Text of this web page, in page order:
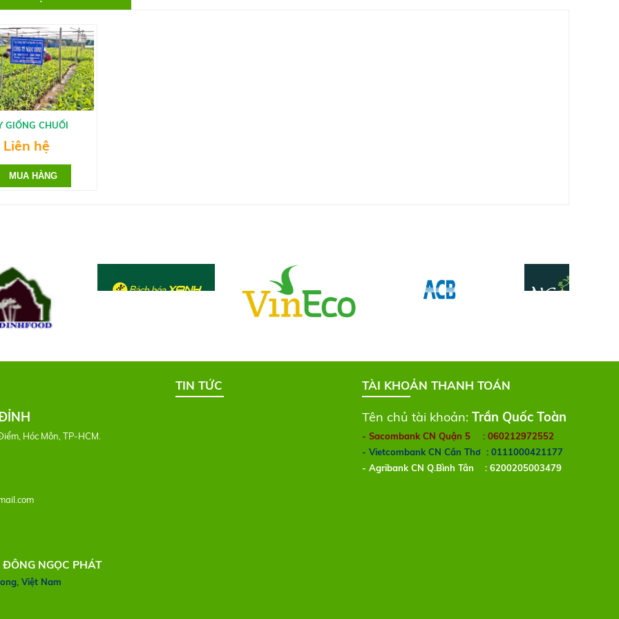
GIỐNG CHUỐI
Liên hệ
Hóc Môn, TP-HCM.
NGỌC PHÁT
Việt Nam
TIN TỨC TÀI KHOẢN THANH TOÁN
Tên chủ tài khoản: Trần Quốc Toàn
- Sacombank CN Quận 5
: 060212972552
- Vietcombank CN Cần Thơ : 0111000421177
- Agribank CN Q.Bình Tân
: 6200205003479